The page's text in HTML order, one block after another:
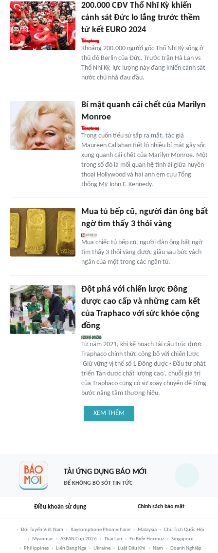
200.000 CĐV Thổ Nhĩ Kỳ khiến
cảnh sát Đức lo lắng trước thềm
tứ kết EURO 2024
Khoảng 200.000 người gốc Thổ Nhĩ Kỳ sống ở
thủ đô Berlin của Đức. Trước trận Hà Lan vs
Thổ Nhĩ Kỳ, lực lượng này đang khiến cảnh sát
nước chủ nhà đau đầu.
Bí mật quanh cái chết của Marilyn
Monroe
Trong cuốn tiểu sử sắp ra mắt, tác giả
Maureen Callahan tiết lộ nhiều bí mật gây sốc
xung quanh cái chết của Marilyn Monroe. Một
trong số đó là mối quan hệ tình ái giữa huyền
thoại Hollywood và hai anh em cựu Tổng
thống Mỹ John F. Kennedy.
Mua tủ bếp cũ, người đàn ông bất
ngờ tìm thấy 3 thỏi vàng
Mua chiếc tủ bếp cũ, người đàn ông bất ngờ
tìm thấy 3 thỏi vàng được giấu sau bức vách
ngăn của một trong các ngăn tủ.
Đột phá với chiến lược Đông
dược cao cấp và những cam kết
của Traphaco với sức khỏe cộng
đồng
Từ năm 2021, khi kế hoạch tái cấu trúc được
Traphaco chính thức công bố với chiến lược
'Giữ vững vị thế số 1 Đông dược - Đầu tư phát
triển Tân dược chất lượng cao', chuỗi giá trị
của Traphaco cũng có sự xoay chuyển để từng
bước nâng tầm thương hiệu.
XEM THÊM
TẢI ỨNG DỤNG BÁO MỚI
ĐỂ KHÔNG BỎ SÓT TIN TỨC
Điều khoản sử dụng Chính sách bảo mật
Đội Tuyển Việt Nam Xaysomphone Phomvihane Malaysia
Chủ Tịch Quốc Hội
Myanmar
ASEAN Cup 2026 Thái Lan Eo Biển Hormuz
Singapore
Philippines
Liên Bang Nga Ukraine Luật Dầu Khí Năm Doanh Nghiệp